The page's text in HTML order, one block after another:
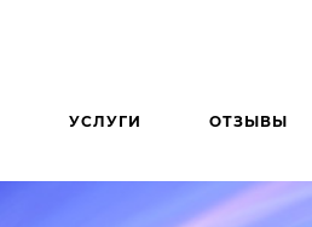
УСЛУГИ ОТЗЫВЫ